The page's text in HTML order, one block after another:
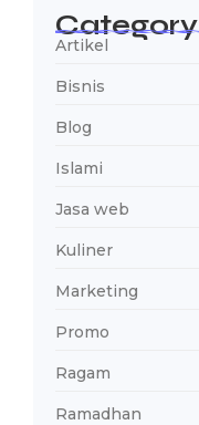
Category
Artikel
Bisnis
Blog
Islami
Jasa web
Kuliner
Marketing
Promo
Ragam
Ramadhan